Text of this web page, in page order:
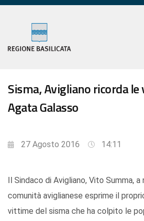
Sisma, Avigliano ricorda
Agata Galasso
27 Agosto 2016 14:11
Il Sindaco di Avigliano, Vito Summa,
comunità aviglianese esprime il
vittime del sisma che ha colpito le